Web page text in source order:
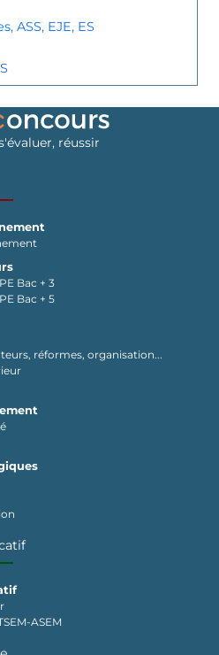
ASS, EJE, ES
réussir
Bac + 3
Bac + 5
réformes, organisation...
ASEM